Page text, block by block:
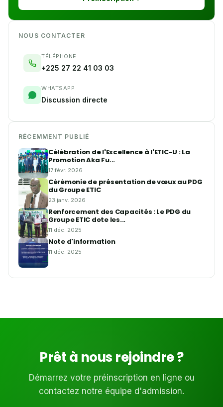
NOUS CONTACTER
TÉLÉPHONE
+225 27 22 41 03 03
WHATSAPP
Discussion directe
RÉCEMMENT PUBLIÉ
Célébration de l'Excellence à l'ETIC-U : La
Promotion Aka Fu...
17 févr. 2026
Cérémonie de présentation de vœux au PDG
du Groupe ETIC
23 janv. 2026
Renforcement des Capacités : Le PDG du
Groupe ETIC dote les...
11 déc. 2025
Note d'information
11 déc. 2025
Prêt à nous rejoindre ?
Démarrez votre préinscription en ligne ou
contactez notre équipe d'admission.